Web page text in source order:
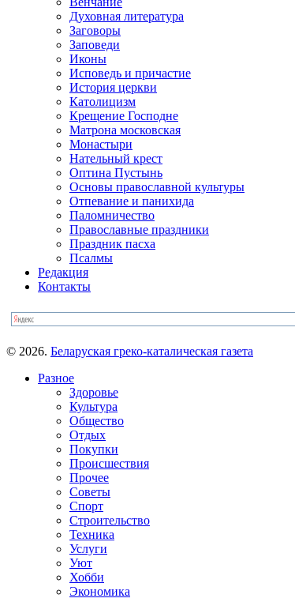
Духовная литература
Заговоры
Заповеди
Иконы
Исповедь и причастие
История церкви
Католицизм
Крещение Господне
Матрона московская
Монастыри
Нательный крест
Оптина Пустынь
Основы православной культуры
Отпевание и панихида
Паломничество
Православные праздники
Праздник пасха
Псалмы
Редакция
Контакты
© 2026. Беларуская греко-каталическая газета
Разное
Здоровье
Культура
Общество
Отдых
Покупки
Происшествия
Прочее
Советы
Спорт
Строительство
Техника
Услуги
Уют
Хобби
Экономика